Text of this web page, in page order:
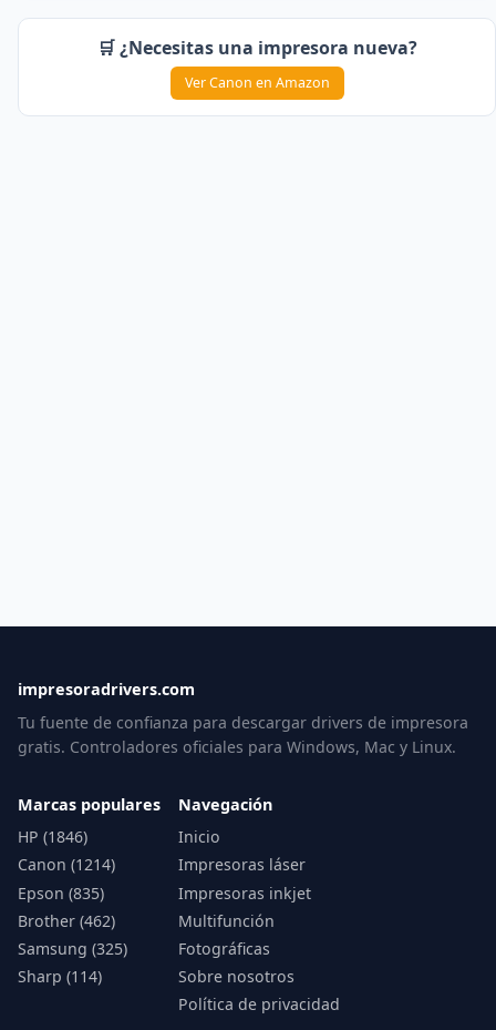
🛒 ¿Necesitas una impresora nueva?
Ver Canon en Amazon
impresoradrivers.com
Tu fuente de confianza para descargar drivers de impresora
gratis. Controladores oficiales para Windows, Mac y Linux.
Marcas populares
HP (1846)
Canon (1214)
Epson (835)
Brother (462)
Samsung (325)
Sharp (114)
Navegación
Inicio
Impresoras láser
Impresoras inkjet
Multifunción
Fotográficas
Sobre nosotros
Política de privacidad